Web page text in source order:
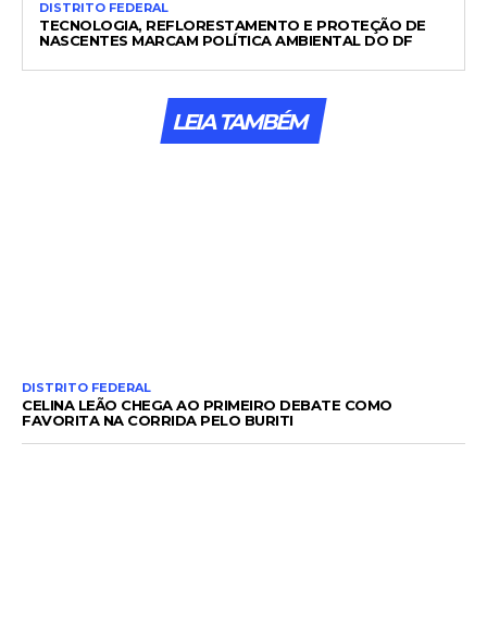
DISTRITO FEDERAL
TECNOLOGIA, REFLORESTAMENTO E PROTEÇÃO DE
NASCENTES MARCAM POLÍTICA AMBIENTAL DO DF
LEIA TAMBÉM
DISTRITO FEDERAL
CELINA LEÃO CHEGA AO PRIMEIRO DEBATE COMO
FAVORITA NA CORRIDA PELO BURITI